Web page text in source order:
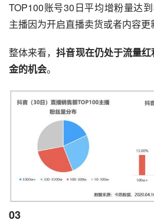
TOP100账号30日平均增粉量达
主播因为开启直播卖货或者内容更
整体来看，抖音现在仍处于流量
金的机会。
03